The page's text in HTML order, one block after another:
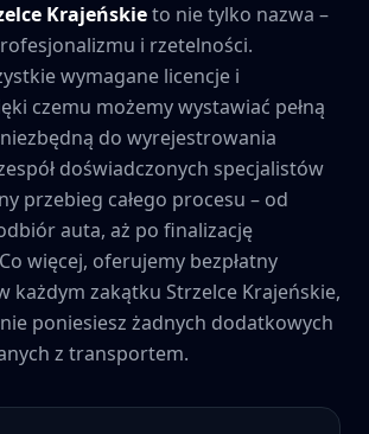
Krajeńskieto nie tylko nazwa –
i rzetelności.
wymagane licencje i
czemu możemy wystawiać pełną
do wyrejestrowania
doświadczonych specjalistów
przebieg całego procesu – od
auta, aż po finalizację
więcej, oferujemy bezpłatny
każdym zakątku Strzelce Krajeńskie,
poniesiesz żadnych dodatkowych
z transportem.